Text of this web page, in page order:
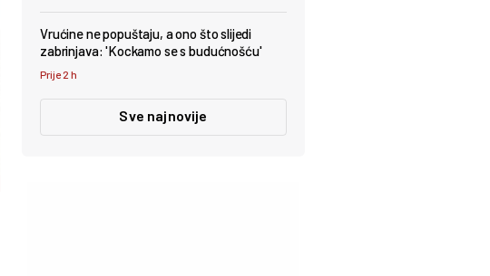
Vrućine ne popuštaju, a ono što slijedi
zabrinjava: 'Kockamo se s budućnošću'
Prije 2 h
Sve najnovije